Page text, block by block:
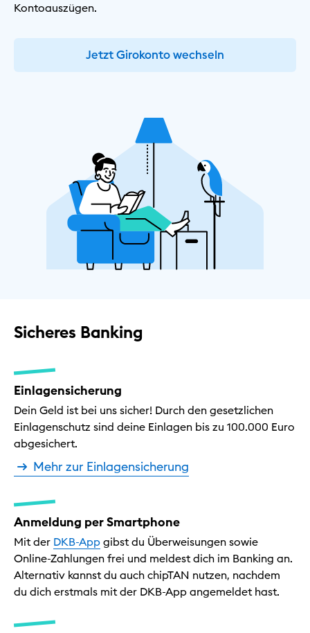
Kontoauszügen.
Jetzt Girokonto wechseln
Sicheres Banking
Einlagensicherung
Dein Geld ist bei uns sicher! Durch den gesetzlichen
Einlagenschutz sind deine Einlagen bis zu 100.000 Euro
abgesichert.
Mehr zur Einlagensicherung
Anmeldung per Smartphone
Mit der DKB-App gibst du Überweisungen sowie
Online-Zahlungen frei und meldest dich im Banking an.
Alternativ kannst du auch chipTAN nutzen, nachdem
du dich erstmals mit der DKB-App angemeldet hast.